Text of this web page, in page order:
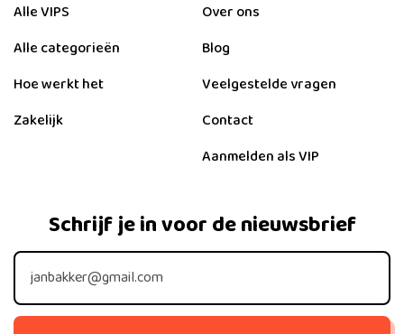
Alle VIPS
Alle categorieën
Hoe werkt het
Zakelijk
Over ons
Blog
Veelgestelde vragen
Contact
Aanmelden als VIP
Schrijf je in voor de nieuwsbrief